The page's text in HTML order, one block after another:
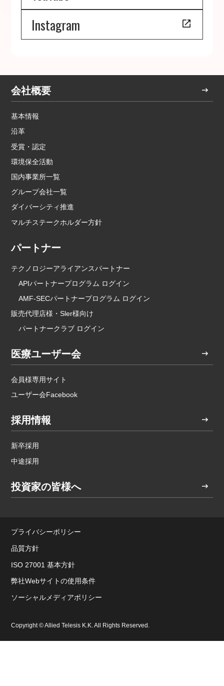
Instagram
会社概要
基本情報
沿革
受賞・認定
環境保全活動
国内事業所一覧
グループ会社一覧
ダイバーシティ推進
マルチステークホルダー方針
パートナー
テクノロジーアライアンスパートナー
APIパートナープログラム ログイン
AMF-SECパートナープログラム ログイン
販売代理店様・Sler様向け
パートナークラブ ログイン
医療ユーザー会
会員様専用サイト
ユーザー会Facebook
採用情報
新卒採用
中途採用
投資家の皆様へ
プライバシーポリシー
品質方針
ISO 27001 基本方針
弊社Webサイトの使用条件
ソーシャルメディアポリシー
Copyright © Allied Telesis K.K. All Rights Reserved.